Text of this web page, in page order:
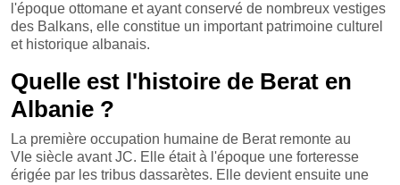
l'époque ottomane et ayant conservé de nombreux vestiges
des Balkans, elle constitue un important patrimoine culturel
et historique albanais.
Quelle est l'histoire de Berat en
Albanie ?
La première occupation humaine de Berat remonte au
VIe siècle avant JC. Elle était à l'époque une forteresse
érigée par les tribus dassarètes. Elle devient ensuite une